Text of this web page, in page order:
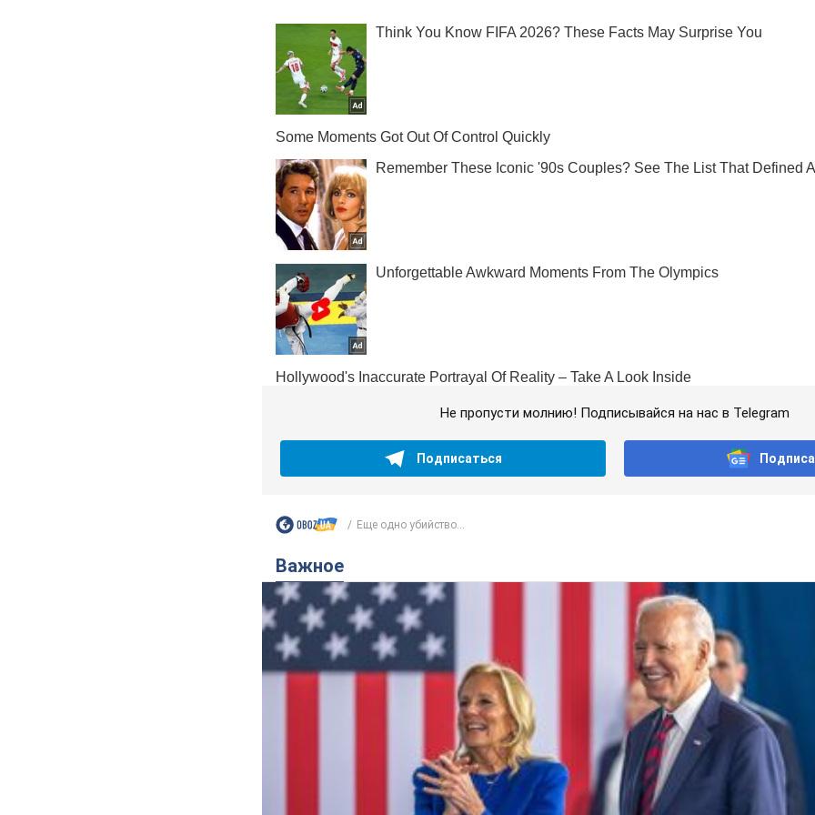
Не пропусти молнию! Подписывайся на нас в Telegram
Подписаться
Еще одно убийство...
Важное